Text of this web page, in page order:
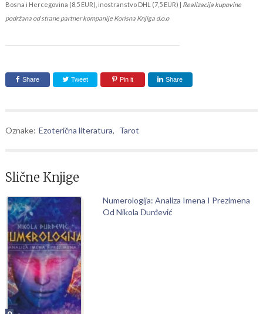
Bosna i Hercegovina (8,5 EUR), inostranstvo DHL (7,5 EUR) | Realizacija kupovine
podržana od strane partner kompanije Korisna Knjiga d.o.o
Share Tweet Pin it Share
Oznake: Ezoterična literatura, Tarot
Slične Knjige
Numerologija: Analiza Imena I Prezimena
Od Nikola Đurđević